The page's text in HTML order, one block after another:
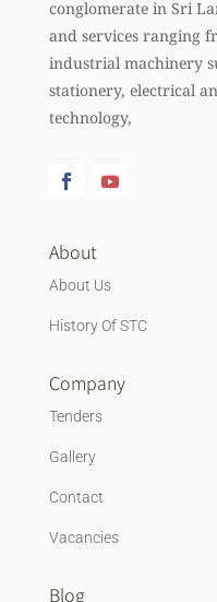
conglomerate in Sri
and services ranging
industrial machinery
stationery, electrical
technology,
About
About Us
History Of STC
Company
Tenders
Gallery
Contact
Vacancies
Blog